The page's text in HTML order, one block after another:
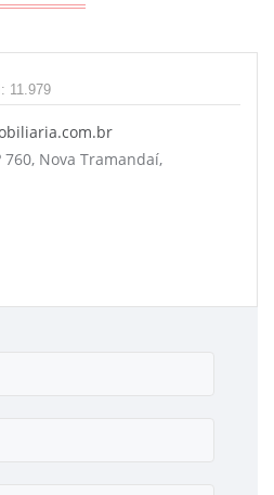
11.979
Nova Tramandaí,